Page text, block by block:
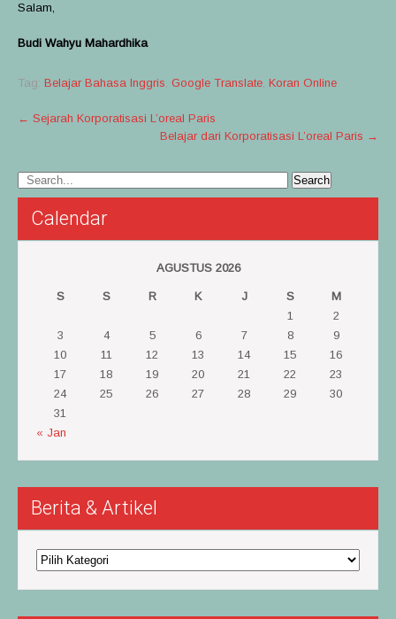
Salam,
Budi Wahyu Mahardhika
Tag: Belajar Bahasa Inggris, Google Translate, Koran Online
Post
← Sejarah Korporatisasi L’oreal Paris
Belajar dari Korporatisasi L’oreal Paris →
Calendar
AGUSTUS 2026
S S R K J S
M
1
2
3
4 5 6 7 8
9
10
11 12 13 14 15
16
17
18 19 20 21 22
23
24
25 26 27 28 29
30
31
« Jan
Berita & Artikel
Berita
&
Artikel